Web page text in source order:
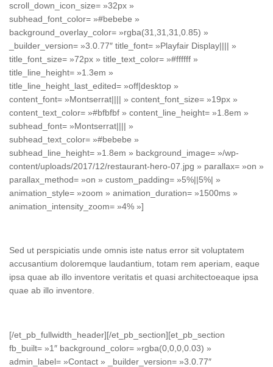
scroll_down_icon_size= »32px »
subhead_font_color= »#bebebe »
background_overlay_color= »rgba(31,31,31,0.85) »
_builder_version= »3.0.77″ title_font= »Playfair Display|||| »
title_font_size= »72px » title_text_color= »#ffffff »
title_line_height= »1.3em »
title_line_height_last_edited= »off|desktop »
content_font= »Montserrat|||| » content_font_size= »19px »
content_text_color= »#bfbfbf » content_line_height= »1.8em »
subhead_font= »Montserrat|||| »
subhead_text_color= »#bebebe »
subhead_line_height= »1.8em » background_image= »/wp-
content/uploads/2017/12/restaurant-hero-07.jpg » parallax= »on »
parallax_method= »on » custom_padding= »5%||5%| »
animation_style= »zoom » animation_duration= »1500ms »
animation_intensity_zoom= »4% »]
Sed ut perspiciatis unde omnis iste natus error sit voluptatem
accusantium doloremque laudantium, totam rem aperiam, eaque
ipsa quae ab illo inventore veritatis et quasi architectoeaque ipsa
quae ab illo inventore.
[/et_pb_fullwidth_header][/et_pb_section][et_pb_section
fb_built= »1″ background_color= »rgba(0,0,0,0.03) »
admin_label= »Contact » _builder_version= »3.0.77″